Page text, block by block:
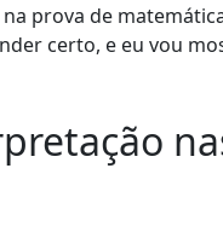
prova de
certo, e eu vou